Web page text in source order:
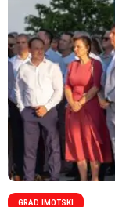
GRAD IMOTSKI